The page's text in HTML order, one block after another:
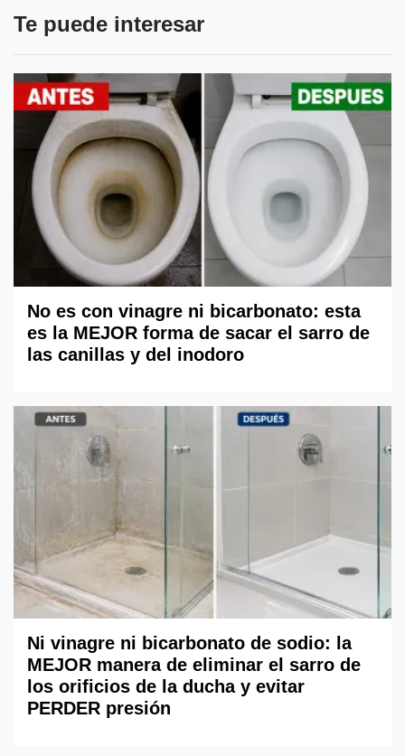
Te puede interesar
No es con vinagre ni bicarbonato: esta
es la MEJOR forma de sacar el sarro de
las canillas y del inodoro
Ni vinagre ni bicarbonato de sodio: la
MEJOR manera de eliminar el sarro de
los orificios de la ducha y evitar
PERDER presión